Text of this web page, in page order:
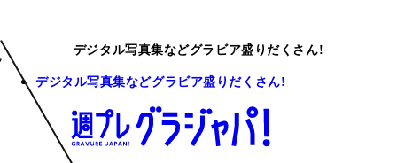
デジタル写真集などグラビア盛りだくさん!
デジタル写真集などグラビア盛りだくさん!